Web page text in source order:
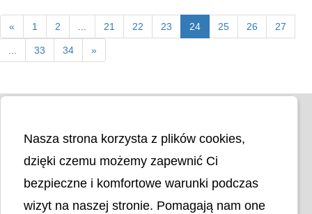
« 1 2 21 22 23 24 25 26 27
33 34 »
Liczba odwiedzin
Nasza strona korzysta z plików cookies,
dzięki czemu możemy zapewnić Ci
bezpieczne i komfortowe warunki podczas
wizyt na naszej stronie. Pomagają nam one